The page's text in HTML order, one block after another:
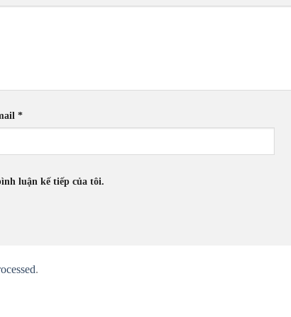
*
luận kế tiếp của tôi.
.